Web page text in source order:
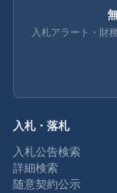
入札アラート・財
入札・落札
入札公告検索
詳細検索
随意契約公示